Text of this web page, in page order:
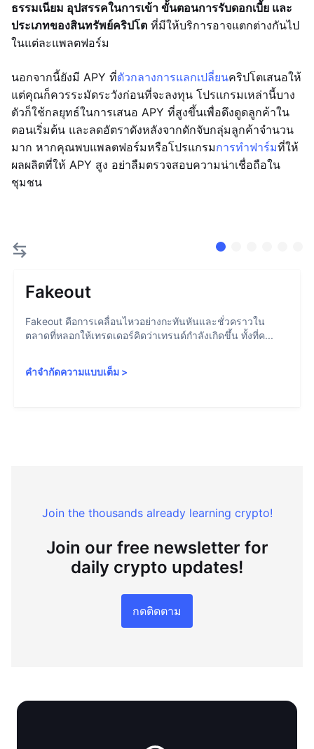
ธรรมเนียม อุปสรรคในการเข้า ขั้นตอนการรับดอกเบี้ย และ
ประเภทของสินทรัพย์คริปโต ที่มีให้บริการอาจแตกต่างกันไป
ในแต่ละแพลตฟอร์ม
นอกจากนี้ยังมี APY ที่ตัวกลางการแลกเปลี่ยนคริปโตเสนอให้
แต่คุณก็ควรระมัดระวังก่อนที่จะลงทุน โปรแกรมเหล่านี้บาง
ตัวก็ใช้กลยุทธ์ในการเสนอ APY ที่สูงขึ้นเพื่อดึงดูดลูกค้าใน
ตอนเริ่มต้น และลดอัตราดังหลังจากดักจับกลุ่มลูกค้าจำนวน
มาก หากคุณพบแพลตฟอร์มหรือโปรแกรมการทำฟาร์มที่ให้
ผลผลิตที่ให้ APY สูง อย่าลืมตรวจสอบความน่าเชื่อถือใน
ชุมชน
Fakeout
Fakeout คือการเคลื่อนไหวอย่างกะทันหันและชั่วคราวใน
ตลาดที่หลอกให้เทรดเดอร์คิดว่าเทรนด์กำลังเกิดขึ้น ทั้งที่ค...
คำจำกัดความแบบเต็ม >
Join the thousands already learning crypto!
Join our free newsletter for
daily crypto updates!
กดติดตาม